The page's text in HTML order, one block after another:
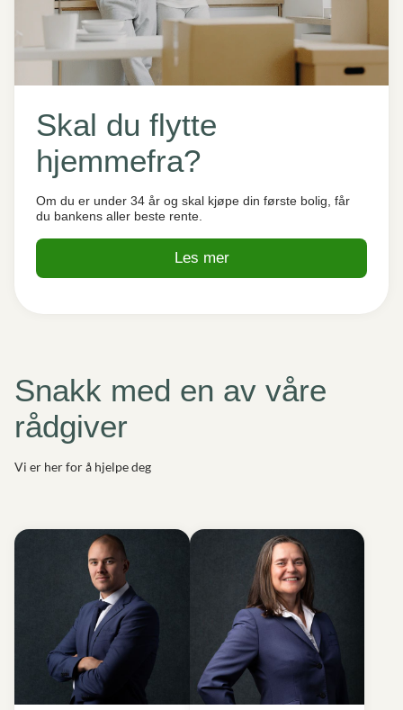
Skal du flytte
hjemmefra?
Om du er under 34 år og skal kjøpe din første bolig, får
du bankens aller beste rente.
Les mer
Snakk med en av våre
rådgiver
Vi er her for å hjelpe deg